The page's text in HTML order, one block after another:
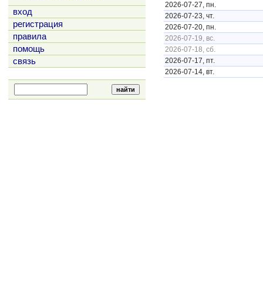
вход
регистрация
правила
помощь
связь
2026-07-27, пн.
2026-07-23, чт.
2026-07-20, пн.
2026-07-19, вс.
2026-07-18, сб.
2026-07-17, пт.
2026-07-14, вт.